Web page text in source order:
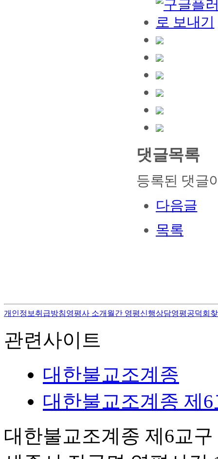
댓글목록
등록된 댓글
다음글
목록
개인정보취급방침영평사 소개 월간 영평신행상담영평공덕회
관련사이트
대한불교조계종
대한불교조계종 제
대한불교조계종 제6교